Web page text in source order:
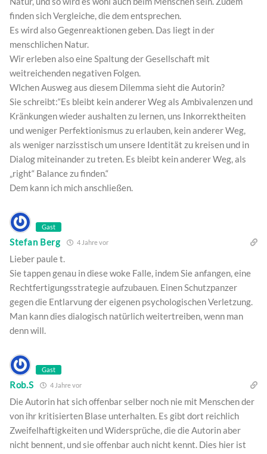
finden sich Vergleiche, die dem entsprechen.
Es wird also Gegenreaktionen geben. Das liegt in der
menschlichen Natur.
Wir erleben also eine Spaltung der Gesellschaft mit
weitreichenden negativen Folgen.
Wlchen Ausweg aus diesem Dilemma sieht die Autorin?
Sie schreibt:“Es bleibt kein anderer Weg als Ambivalenzen und
Kränkungen wieder aushalten zu lernen, uns Inkorrektheiten
und weniger Perfektionismus zu erlauben, kein anderer Weg,
als weniger narzisstisch um unsere Identität zu kreisen und in
Dialog miteinander zu treten. Es bleibt kein anderer Weg, als
„right“ Balance zu finden.“
Dem kann ich mich anschließen.
Gast
Stefan Berg 4 Jahre vor
Lieber paule t.
Sie tappen genau in diese woke Falle, indem Sie anfangen, eine
Rechtfertigungsstrategie aufzubauen. Einen Schutzpanzer
gegen die Entlarvung der eigenen psychologischen Verletzung.
Man kann dies dialogisch natürlich weitertreiben, wenn man
denn will.
Gast
Rob.S 4 Jahre vor
Die Autorin hat sich offenbar selber noch nie mit Menschen der
von ihr kritisierten Blase unterhalten. Es gibt dort reichlich
Zweifelhaftigkeiten und Widersprüche, die die Autorin aber
nicht bennent, und sie offenbar auch nicht kennt. Dies hier ist